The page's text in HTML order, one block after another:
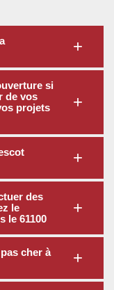
si
de vos
projets
des
le
le 61100
cher à